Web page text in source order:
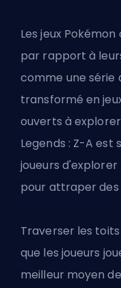
Les jeux
par rapport à
comme une série
transformé en
ouverts à
Legends : Z-A est
joueurs d'explorer
pour attraper des
Traverser les
que les joueurs
meilleur moyen